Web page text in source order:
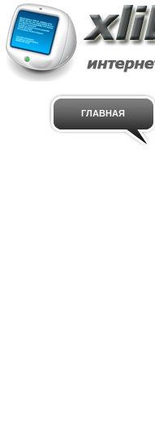
ГЛАВНАЯ